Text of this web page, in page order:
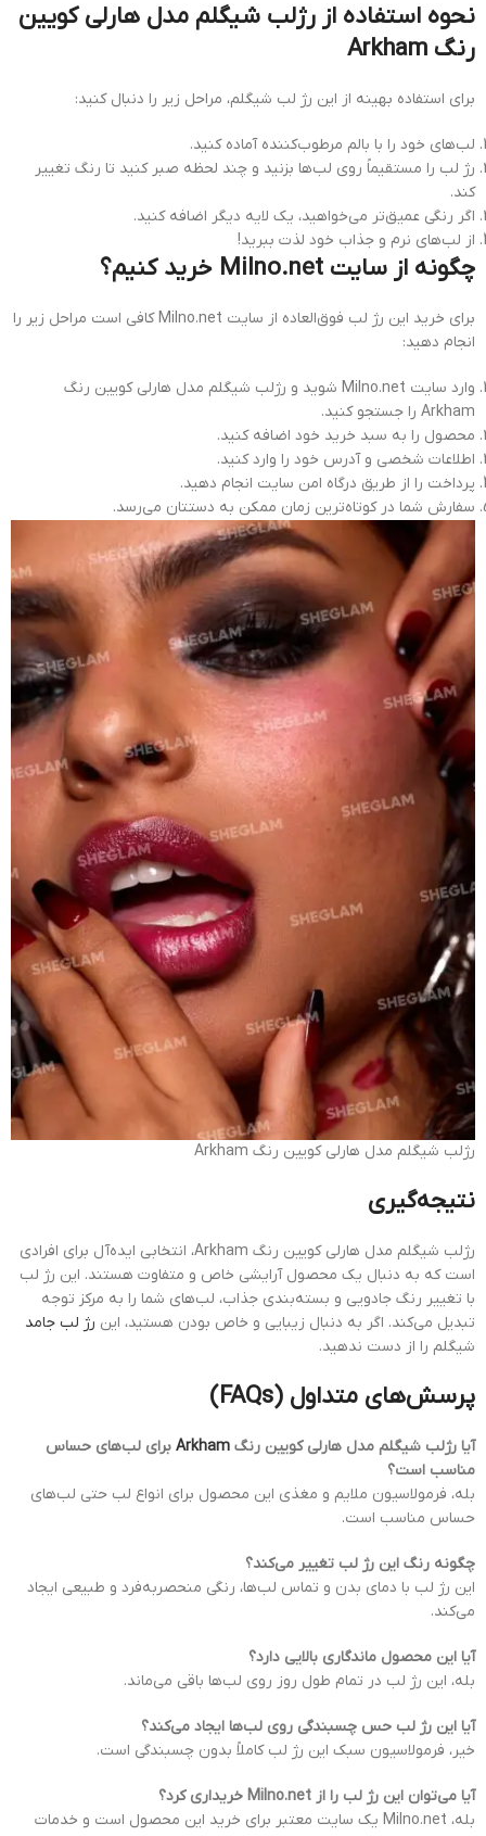
نحوه استفاده از رژلب شیگلم مدل هارلی کویین
رنگ Arkham
برای استفاده بهینه از این رژ لب شیگلم، مراحل زیر را دنبال کنید:
لب‌های خود را با بالم مرطوب‌کننده آماده کنید.
رژ لب را مستقیماً روی لب‌ها بزنید و چند لحظه صبر کنید تا رنگ تغییر
کند.
اگر رنگی عمیق‌تر می‌خواهید، یک لایه دیگر اضافه کنید.
از لب‌های نرم و جذاب خود لذت ببرید!
چگونه از سایت Milno.net خرید کنیم؟
برای خرید این رژ لب فوق‌العاده از سایت Milno.net کافی است مراحل زیر را
انجام دهید:
وارد سایت Milno.net شوید و رژلب شیگلم مدل هارلی کویین رنگ
Arkham را جستجو کنید.
محصول را به سبد خرید خود اضافه کنید.
اطلاعات شخصی و آدرس خود را وارد کنید.
پرداخت را از طریق درگاه امن سایت انجام دهید.
سفارش شما در کوتاه‌ترین زمان ممکن به دستتان می‌رسد.
رژلب شیگلم مدل هارلی کویین رنگ Arkham
نتیجه‌گیری
رژلب شیگلم مدل هارلی کویین رنگ Arkham، انتخابی ایده‌آل برای افرادی
است که به دنبال یک محصول آرایشی خاص و متفاوت هستند. این رژ لب
با تغییر رنگ جادویی و بسته‌بندی جذاب، لب‌های شما را به مرکز توجه
تبدیل می‌کند. اگر به دنبال زیبایی و خاص بودن هستید، این رژ لب جامد
شیگلم را از دست ندهید.
پرسش‌های متداول (FAQs)
آیا رژلب شیگلم مدل هارلی کویین رنگ Arkham برای لب‌های حساس
مناسب است؟
بله، فرمولاسیون ملایم و مغذی این محصول برای انواع لب حتی لب‌های
حساس مناسب است.
چگونه رنگ این رژ لب تغییر می‌کند؟
این رژ لب با دمای بدن و تماس لب‌ها، رنگی منحصربه‌فرد و طبیعی ایجاد
می‌کند.
آیا این محصول ماندگاری بالایی دارد؟
بله، این رژ لب در تمام طول روز روی لب‌ها باقی می‌ماند.
آیا این رژ لب حس چسبندگی روی لب‌ها ایجاد می‌کند؟
خیر، فرمولاسیون سبک این رژ لب کاملاً بدون چسبندگی است.
آیا می‌توان این رژ لب را از Milno.net خریداری کرد؟
بله، Milno.net یک سایت معتبر برای خرید این محصول است و خدمات